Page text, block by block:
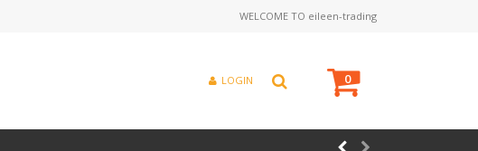
WELCOME TO eileen-trading
LOGIN 0